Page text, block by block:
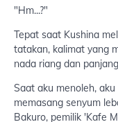
"Hm...?"
Tepat saat Kushina
tatakan, kalimat yang
nada riang dan
Saat aku menoleh,
memasang senyum
Bakuro, pemilik 'Kafe